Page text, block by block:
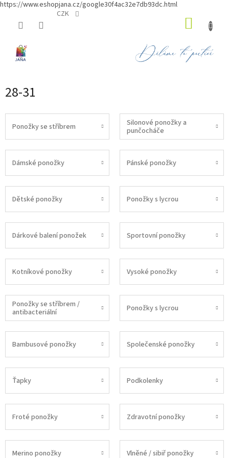
https://www.eshopjana.cz/google30f4ac32e7db93dc.html
CZK
28-31
Ponožky se stříbrem
Silonové ponožky a
punčocháče
Dámské ponožky Pánské ponožky
Dětské ponožky Ponožky s lycrou
Dárkové balení ponožek Sportovní ponožky
Kotníkové ponožky Vysoké ponožky
Ponožky se stříbrem /
antibacteriální
Ponožky s lycrou
Bambusové ponožky Společenské ponožky
Ťapky Podkolenky
Froté ponožky Zdravotní ponožky
Merino ponožky Vlněné / sibiř ponožky